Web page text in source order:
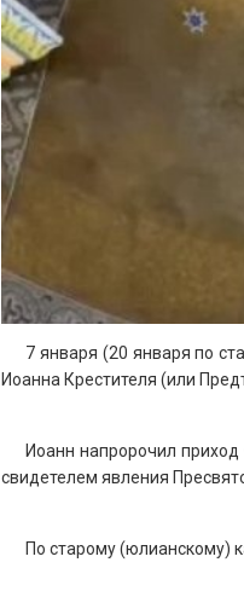
7 января (20 января по
Иоанна Крестителя (или
Иоанн напророчил
свидетелем явления
По старому (юлианскому)